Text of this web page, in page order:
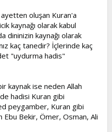
oluşan Kuran'a
kaynağı olarak kabul
dininizin kaynağı olarak
kaç tanedir? İçlerinde kaç
"uydurma hadis"
kaynak ise neden Allah
hadisi Kuran gibi
peygamber, Kuran gibi
Ebu Bekir, Ömer, Osman, Ali